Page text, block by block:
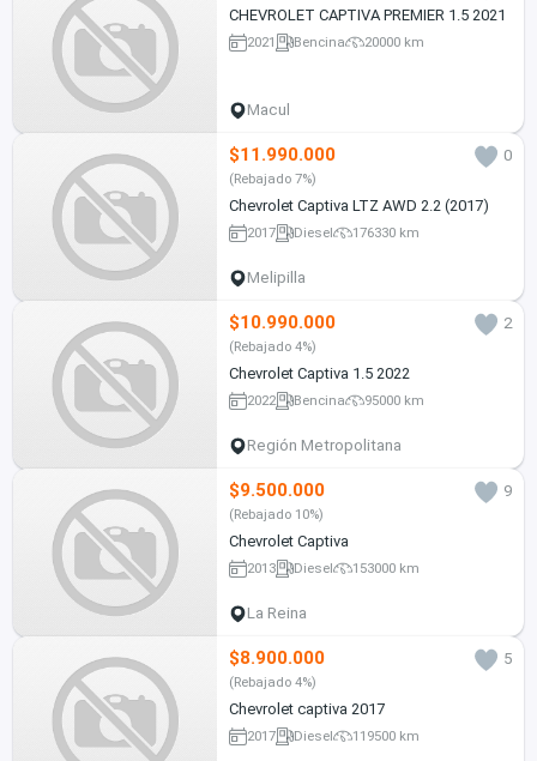
CHEVROLET CAPTIVA PREMIER 1.5 2021
2021 Bencina 20000 km
Macul
$11.990.000 0
(Rebajado 7%)
Chevrolet Captiva LTZ AWD 2.2 (2017)
2017 Diesel 176330 km
Melipilla
$10.990.000 2
(Rebajado 4%)
Chevrolet Captiva 1.5 2022
2022 Bencina 95000 km
Región Metropolitana
$9.500.000 9
(Rebajado 10%)
Chevrolet Captiva
2013 Diesel 153000 km
La Reina
$8.900.000 5
(Rebajado 4%)
Chevrolet captiva 2017
2017 Diesel 119500 km